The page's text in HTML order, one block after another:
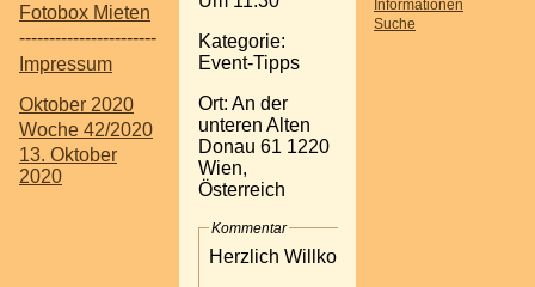
Fotobox Mieten
-----------------------
Impressum
Oktober 2020
Woche 42/2020
13. Oktober
2020
Informationen
Suche
Kategorie:
Event-Tipps
Ort: An der
unteren Alten
Donau 61 1220
Wien,
Österreich
Kommentar
Herzlich Willkommen